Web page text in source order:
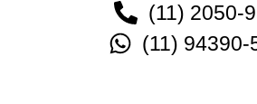
(11) 2050-
(11) 94390-